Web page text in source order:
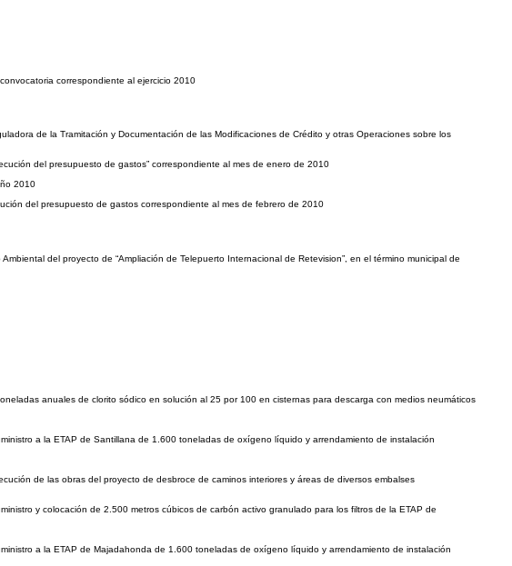
correspondiente al ejercicio 2010
de la Tramitación y Documentación de las Modificaciones de Crédito y otras Operaciones sobre los
del presupuesto de gastos” correspondiente al mes de enero de 2010
2010
del presupuesto de gastos correspondiente al mes de febrero de 2010
del proyecto de “Ampliación de Telepuerto Internacional de Retevision”, en el término municipal de
anuales de clorito sódico en solución al 25 por 100 en cisternas para descarga con medios neumáticos
a la ETAP de Santillana de 1.600 toneladas de oxígeno líquido y arrendamiento de instalación
de las obras del proyecto de desbroce de caminos interiores y áreas de diversos embalses
y colocación de 2.500 metros cúbicos de carbón activo granulado para los filtros de la ETAP de
a la ETAP de Majadahonda de 1.600 toneladas de oxígeno líquido y arrendamiento de instalación